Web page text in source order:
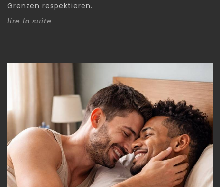
Grenzen respektieren.
lire la suite